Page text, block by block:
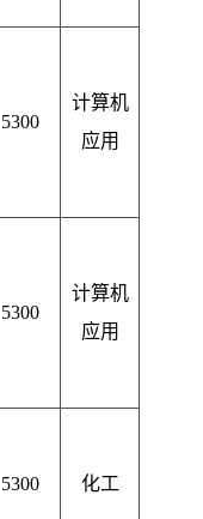
5300
计算机
应用
5300
计算机
应用
5300 化工